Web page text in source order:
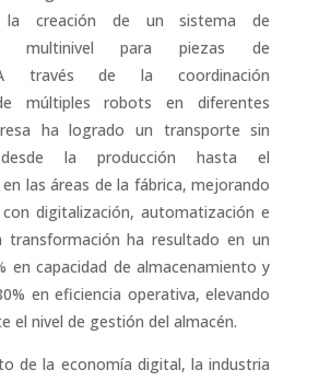
creación de un sistema de
multinivel para piezas de
través de la coordinación
múltiples robots en diferentes
ha logrado un transporte sin
desde la producción hasta el
las áreas de la fábrica, mejorando
digitalización, automatización e
transformación ha resultado en un
en capacidad de almacenamiento y
en eficiencia operativa, elevando
el nivel de gestión del almacén.
de la economía digital, la industria